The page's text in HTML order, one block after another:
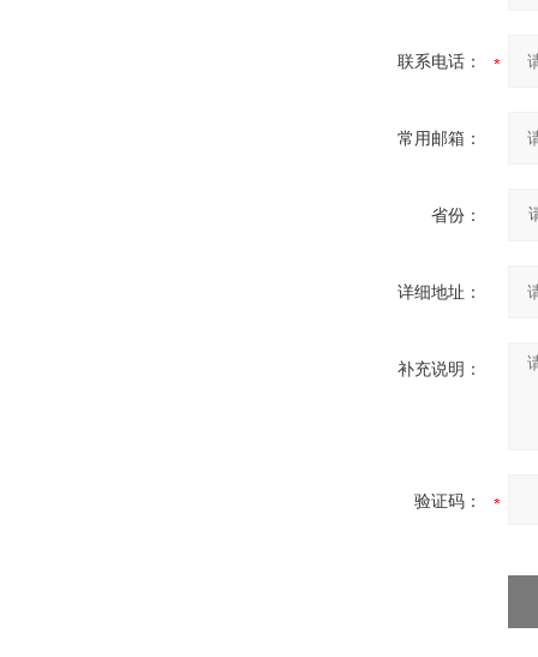
联系电话：
常用邮箱：
省份：
详细地址：
补充说明：
验证码：